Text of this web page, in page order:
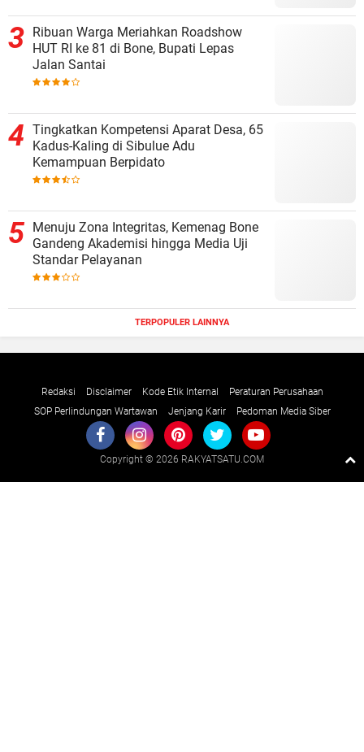
Ribuan Warga Meriahkan Roadshow
HUT RI ke 81 di Bone, Bupati Lepas
Jalan Santai
Tingkatkan Kompetensi Aparat Desa, 65
Kadus-Kaling di Sibulue Adu
Kemampuan Berpidato
Menuju Zona Integritas, Kemenag Bone
Gandeng Akademisi hingga Media Uji
Standar Pelayanan
TERPOPULER LAINNYA
Redaksi Disclaimer Kode Etik Internal
Peraturan Perusahaan
SOP Perlindungan Wartawan
Jenjang Karir Pedoman Media Siber
Copyright © 2026 RAKYATSATU.COM
Raushan